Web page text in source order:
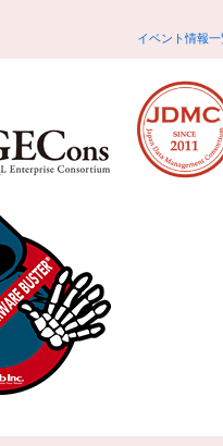
イベント情報一